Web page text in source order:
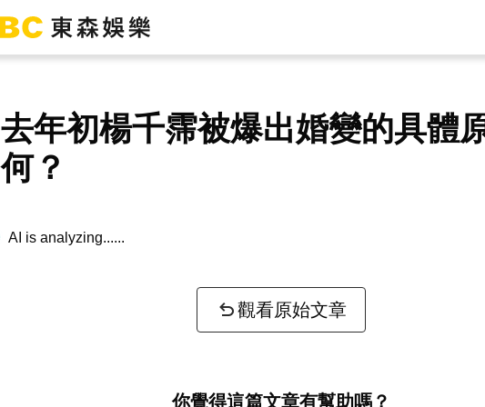
去年初楊千霈被爆出婚變的具體
何？
AI is analyzing...
觀看原始文章
你覺得這篇文章有幫助嗎？